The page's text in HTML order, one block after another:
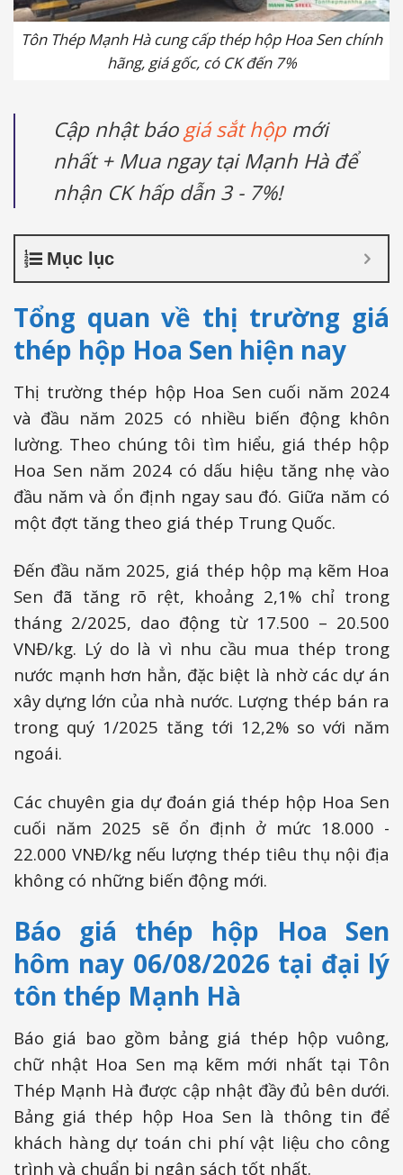
Tôn Thép Mạnh Hà cung cấp thép hộp Hoa Sen chính
hãng, giá gốc, có CK đến 7%
Cập nhật báogiá sắt hộpmới
nhất + Mua ngay tại Mạnh Hà để
nhận CK hấp dẫn 3 - 7%!
Mục lục
Tổng quan về thị trường giá
thép hộp Hoa Sen hiện nay
Thị trường thép hộp Hoa Sen cuối năm 2024
và đầu năm 2025 có nhiều biến động khôn
lường. Theo chúng tôi tìm hiểu, giá thép hộp
Hoa Sen năm 2024 có dấu hiệu tăng nhẹ vào
đầu năm và ổn định ngay sau đó. Giữa năm có
một đợt tăng theo giá thép Trung Quốc.
Đến đầu năm 2025, giá thép hộp mạ kẽm Hoa
Sen đã tăng rõ rệt, khoảng 2,1% chỉ trong
tháng 2/2025, dao động từ 17.500 – 20.500
VNĐ/kg. Lý do là vì nhu cầu mua thép trong
nước mạnh hơn hẳn, đặc biệt là nhờ các dự án
xây dựng lớn của nhà nước. Lượng thép bán ra
trong quý 1/2025 tăng tới 12,2% so với năm
ngoái.
Các chuyên gia dự đoán giá thép hộp Hoa Sen
cuối năm 2025 sẽ ổn định ở mức 18.000 -
22.000 VNĐ/kg nếu lượng thép tiêu thụ nội địa
không có những biến động mới.
Báo giá thép hộp Hoa Sen
hôm nay 06/08/2026 tại đại lý
tôn thép Mạnh Hà
Báo giá bao gồm bảng giá thép hộp vuông,
chữ nhật Hoa Sen mạ kẽm mới nhất tại Tôn
Thép Mạnh Hà được cập nhật đầy đủ bên dưới.
Bảng giá thép hộp Hoa Sen là thông tin để
khách hàng dự toán chi phí vật liệu cho công
trình và chuẩn bị ngân sách tốt nhất.